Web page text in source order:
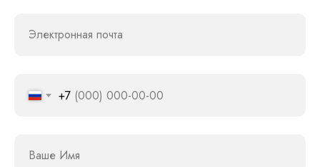
Электронная почта
+7
Ваше Имя